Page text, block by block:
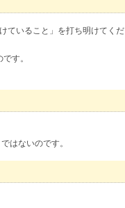
ていること」を打ち明けてくだ
す。
はないのです。